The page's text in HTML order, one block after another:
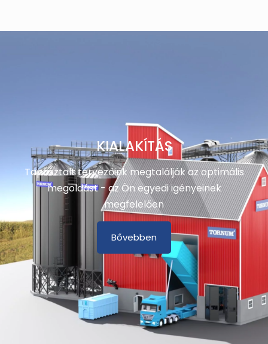
KIALAKÍTÁS
Tapasztalt tervezőink megtalálják az optimális
megoldást - az Ön egyedi igényeinek
megfelelően
Bővebben